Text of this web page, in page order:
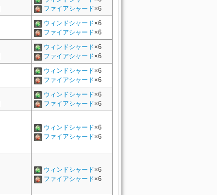
ファイアシャード×6
ウィンドシャード×6
ファイアシャード×6
ウィンドシャード×6
ファイアシャード×6
ウィンドシャード×6
ファイアシャード×6
ウィンドシャード×6
ファイアシャード×6
ウィンドシャード×6
ファイアシャード×6
ウィンドシャード×6
ファイアシャード×6